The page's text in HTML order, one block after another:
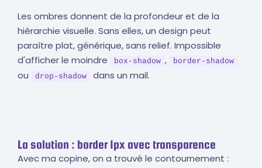
Les ombres donnent de la profondeur et de la
hiérarchie visuelle. Sans elles, un design peut
paraître plat, générique, sans relief. Impossible
d'afficher le moindre
box-shadow , border-shadow
ou drop-shadow dans un mail.
La solution : border 1px avec transparence
Avec ma copine, on a trouvé le contournement :